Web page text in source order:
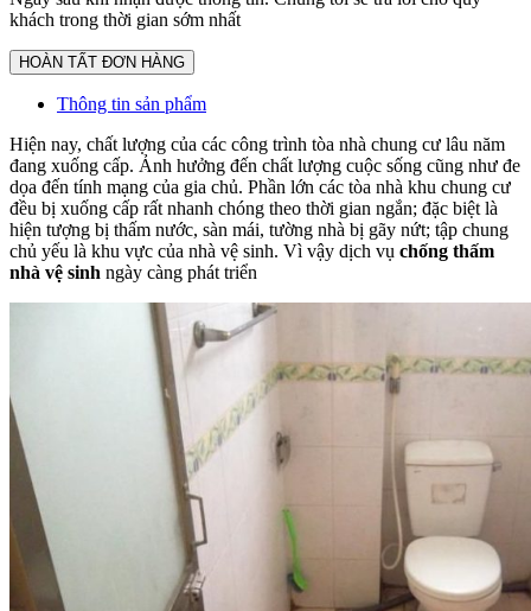
khách trong thời gian sớm nhất
Thông tin sản phẩm
Hiện nay, chất lượng của các công trình tòa nhà chung cư lâu năm
đang xuống cấp. Ảnh hưởng đến chất lượng cuộc sống cũng như đe
dọa đến tính mạng của gia chủ. Phần lớn các tòa nhà khu chung cư
đều bị xuống cấp rất nhanh chóng theo thời gian ngắn; đặc biệt là
hiện tượng bị thấm nước, sàn mái, tường nhà bị gãy nứt; tập chung
chủ yếu là khu vực của nhà vệ sinh. Vì vậy dịch vụ chống thấm
nhà vệ sinh ngày càng phát triển